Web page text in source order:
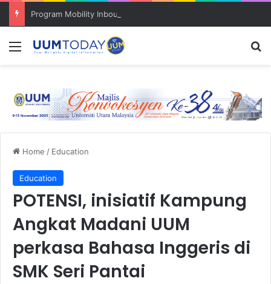
Menu
Home / Education
Education
POTENSI, inisiatif Kampung
Angkat Madani UUM
perkasa Bahasa Inggeris di
SMK Seri Pantai